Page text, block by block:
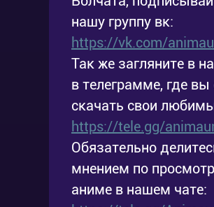
качестве на нашем сайте прямо
нашу группу вк:
https://vk.com/
Так же загляните в
в телеграмме, где
скачать свои
https://tele.gg/
Обязательно
мнением по
аниме в нашем чате: